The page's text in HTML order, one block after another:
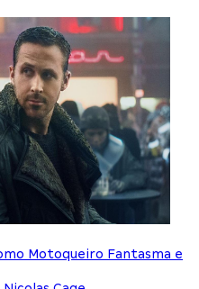
Motoqueiro Fantasma e